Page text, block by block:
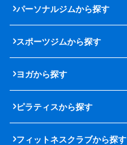
パーソナルジムから探す
スポーツジムから探す
ヨガから探す
ピラティスから探す
フィットネスクラブから探す